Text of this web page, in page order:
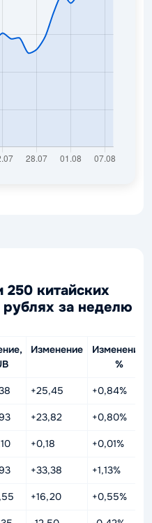
250 китайских
за неделю
Изменение
Изменение,
%
+25,45 +0,84%
+23,82 +0,80%
+0,18 +0,01%
+33,38 +1,13%
+16,20 +0,55%